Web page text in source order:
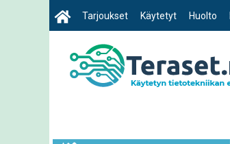
Tarjoukset Käytetyt Huolto